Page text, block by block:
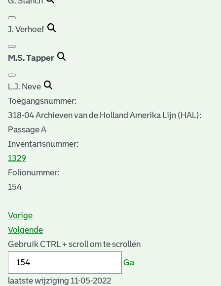
J. Verhoef
M.S. Tapper
L.J. Neve
Toegangsnummer:
318-04 Archieven van de Holland Amerika Lijn (HAL):
Passage A
Inventarisnummer:
1329
Folionummer:
154
Vorige
Volgende
Gebruik CTRL + scroll om te scrollen
Ga
laatste wijziging 11-05-2022